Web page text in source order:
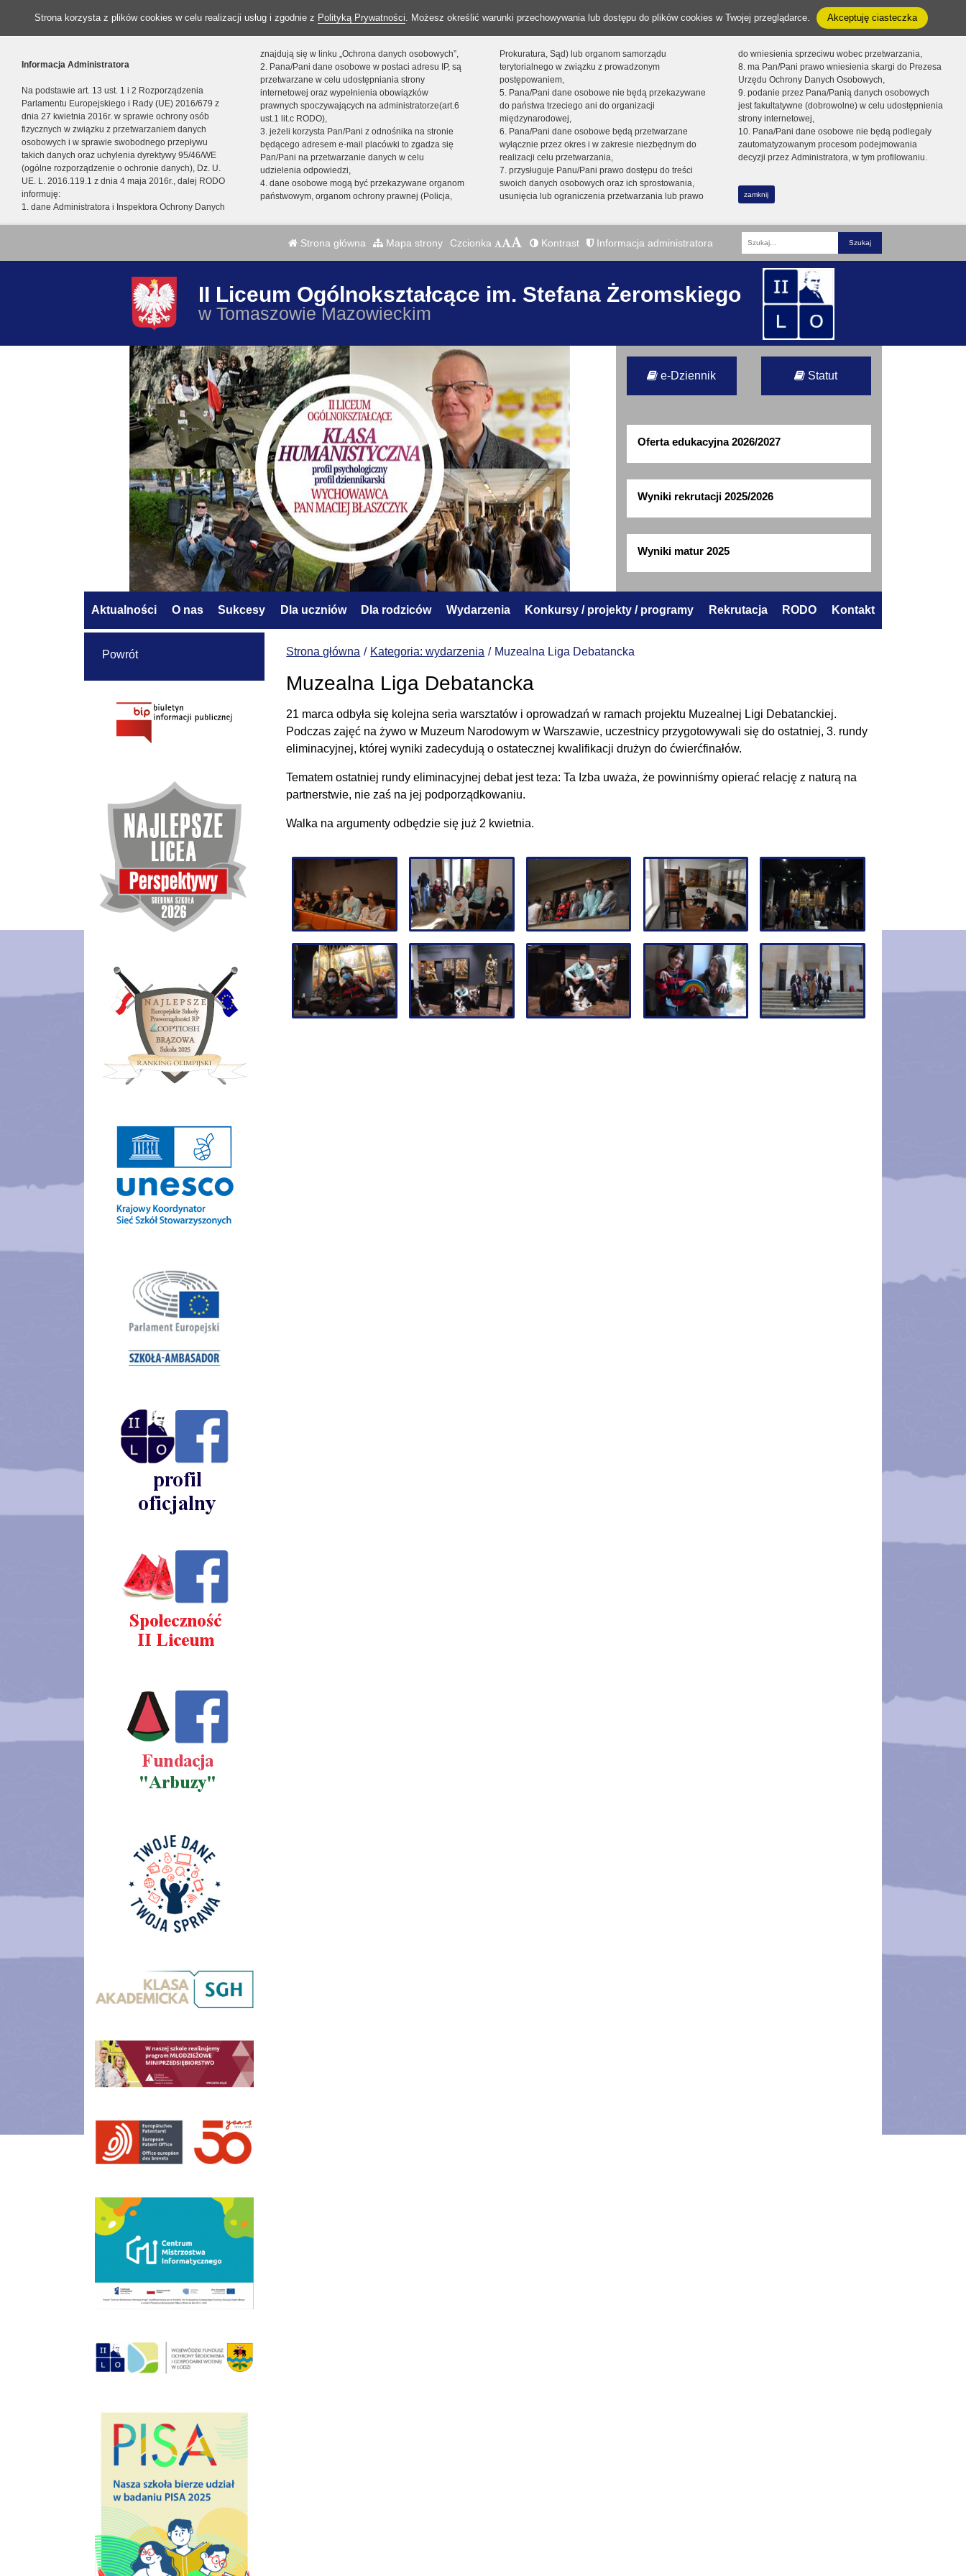
Strona korzysta z plików cookies w celu realizacji usług i zgodnie z Polityką Prywatności. Możesz określić warunki przechowywania lub dostępu do plików cookies w Twojej przeglądarce. Akceptuję ciasteczka
Informacja Administratora
Na podstawie art. 13 ust. 1 i 2 Rozporządzenia
Parlamentu Europejskiego i Rady (UE) 2016/679 z
dnia 27 kwietnia 2016r. w sprawie ochrony osób
fizycznych w związku z przetwarzaniem danych
osobowych i w sprawie swobodnego przepływu
takich danych oraz uchylenia dyrektywy 95/46/WE
(ogólne rozporządzenie o ochronie danych), Dz. U.
UE. L. 2016.119.1 z dnia 4 maja 2016r., dalej RODO
informuję:
1. dane Administratora i Inspektora Ochrony Danych
znajdują się w linku „Ochrona danych osobowych”,
2. Pana/Pani dane osobowe w postaci adresu IP, są
przetwarzane w celu udostępniania strony
internetowej oraz wypełnienia obowiązków
prawnych spoczywających na administratorze(art.6
ust.1 lit.c RODO),
3. jeżeli korzysta Pan/Pani z odnośnika na stronie
będącego adresem e-mail placówki to zgadza się
Pan/Pani na przetwarzanie danych w celu
udzielenia odpowiedzi,
4. dane osobowe mogą być przekazywane organom
państwowym, organom ochrony prawnej (Policja,
Prokuratura, Sąd) lub organom samorządu
terytorialnego w związku z prowadzonym
postępowaniem,
5. Pana/Pani dane osobowe nie będą przekazywane
do państwa trzeciego ani do organizacji
międzynarodowej,
6. Pana/Pani dane osobowe będą przetwarzane
wyłącznie przez okres i w zakresie niezbędnym do
realizacji celu przetwarzania,
7. przysługuje Panu/Pani prawo dostępu do treści
swoich danych osobowych oraz ich sprostowania,
usunięcia lub ograniczenia przetwarzania lub prawo
do wniesienia sprzeciwu wobec przetwarzania,
8. ma Pan/Pani prawo wniesienia skargi do Prezesa
Urzędu Ochrony Danych Osobowych,
9. podanie przez Pana/Panią danych osobowych
jest fakultatywne (dobrowolne) w celu udostępnienia
strony internetowej,
10. Pana/Pani dane osobowe nie będą podlegały
zautomatyzowanym procesom podejmowania
decyzji przez Administratora, w tym profilowaniu.
zamknij
Strona główna Mapa strony Czcionka Kontrast Informacja administratora
Fraza
II Liceum Ogólnokształcące im. Stefana Żeromskiego
w Tomaszowie Mazowieckim
e-Dziennik Statut
Oferta edukacyjna 2026/2027
Wyniki rekrutacji 2025/2026
Wyniki matur 2025
Aktualności O nas Sukcesy Dla uczniów Dla rodziców Wydarzenia Konkursy / projekty / programy Rekrutacja RODO Kontakt
Strona główna Kategoria: wydarzenia Muzealna Liga Debatancka
Muzealna Liga Debatancka
21 marca odbyła się kolejna seria warsztatów i oprowadzań w ramach projektu Muzealnej Ligi Debatanckiej.
Podczas zajęć na żywo w Muzeum Narodowym w Warszawie, uczestnicy przygotowywali się do ostatniej, 3. rundy
eliminacyjnej, której wyniki zadecydują o ostatecznej kwalifikacji drużyn do ćwierćfinałów.
Tematem ostatniej rundy eliminacyjnej debat jest teza: Ta Izba uważa, że powinniśmy opierać relację z naturą na
partnerstwie, nie zaś na jej podporządkowaniu.
Walka na argumenty odbędzie się już 2 kwietnia.
Powrót